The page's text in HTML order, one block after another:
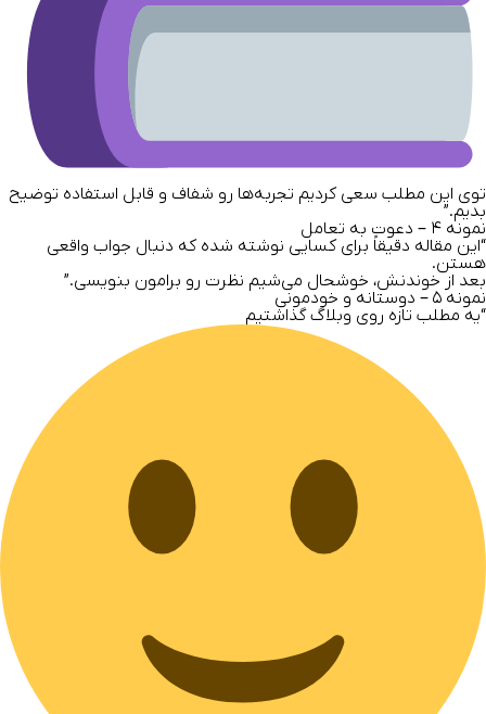
توی این مطلب سعی کردیم تجربه‌ها رو شفاف و قابل استفاده توضیح
بدیم.”
نمونه ۴ –
دعوت به تعامل
“این مقاله دقیقاً برای کسایی نوشته شده که دنبال جواب واقعی
هستن.
بعد از خوندنش، خوشحال می‌شیم نظرت رو برامون بنویسی.”
نمونه۵ –
دوستانه و خودمونی
“یه مطلب تازه روی وبلاگ گذاشتیم